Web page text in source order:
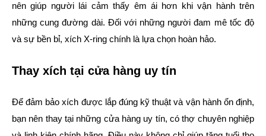
nên giúp người lái cảm thấy êm ái hơn khi vận hành trên
những cung đường dài. Đối với những người đam mê tốc độ
và sự bền bỉ, xích X-ring chính là lựa chọn hoàn hảo.
Thay xích tại cửa hàng uy tín
Để đảm bảo xích được lắp đúng kỹ thuật và vận hành ổn định,
bạn nên thay tại những cửa hàng uy tín, có thợ chuyên nghiệp